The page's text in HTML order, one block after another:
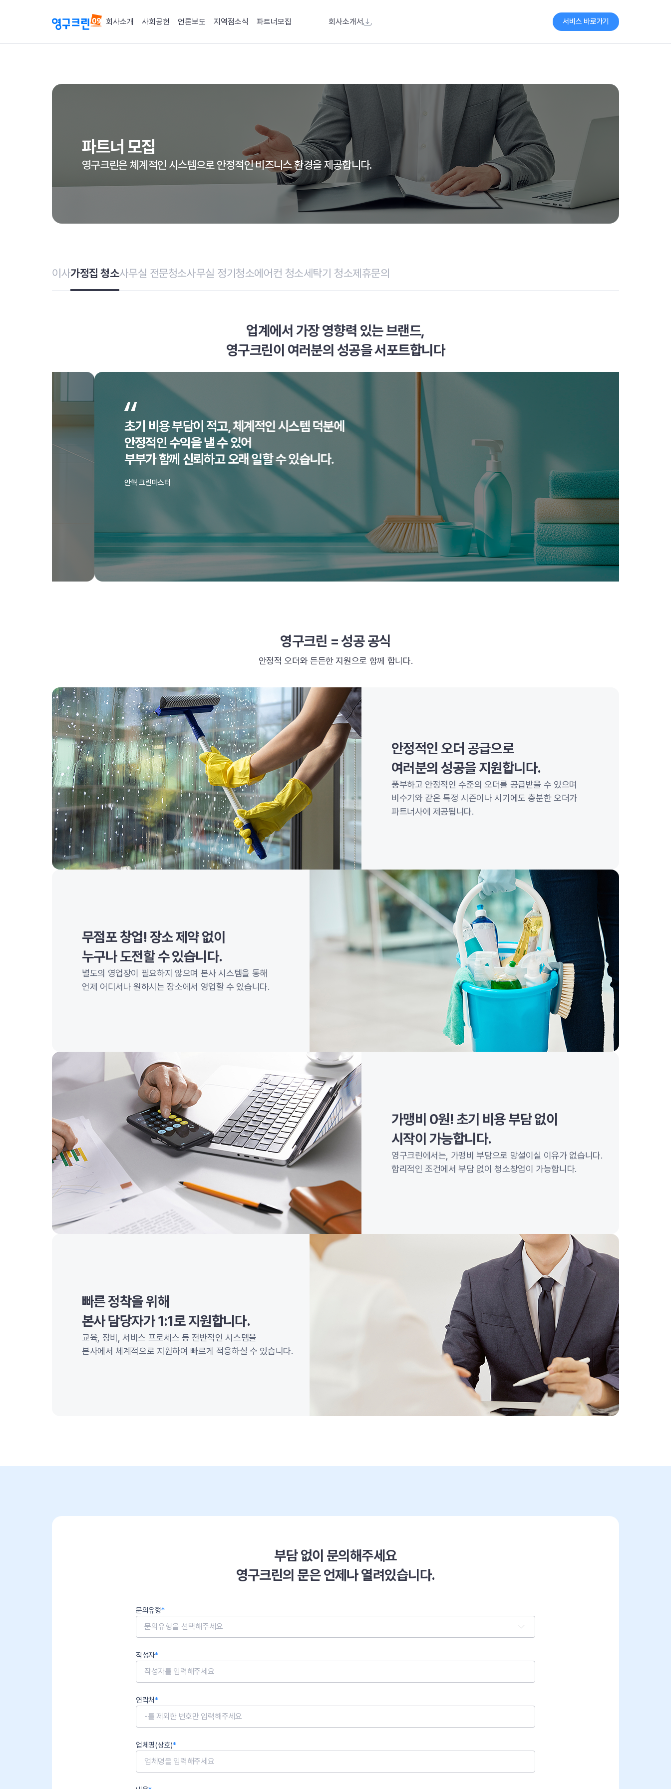
회사소개 사회공헌 언론보도 지역점소식 파트너모집 회사소개서 서비스 바로가기
파트너 모집
영구크린은 체계적인 시스템으로 안정적인 비즈니스 환경을 제공합니다.
이사가정집 청소사무실 전문청소사무실 정기청소에어컨 청소세탁기 청소제휴문의
업계에서 가장 영향력 있는 브랜드,
영구크린이 여러분의 성공을 서포트합니다
초기 비용 부담이 적고, 체계적인 시스템 덕분에
안정적인 수익을 낼 수 있어
부부가 함께 신뢰하고 오래 일할 수 있습니다.
안혁 크린마스터
영구크린 = 성공 공식
안정적 오더와 든든한 지원으로 함께 합니다.
안정적인 오더 공급으로
여러분의 성공을 지원합니다.
풍부하고 안정적인 수준의 오더를 공급받을 수 있으며
비수기와 같은 특정 시즌이나 시기에도 충분한 오더가
파트너사에 제공됩니다.
무점포 창업! 장소 제약 없이
누구나 도전할 수 있습니다.
별도의 영업장이 필요하지 않으며 본사 시스템을 통해
언제 어디서나 원하시는 장소에서 영업할 수 있습니다.
가맹비 0원! 초기 비용 부담 없이
시작이 가능합니다.
영구크린에서는, 가맹비 부담으로 망설이실 이유가 없습니다.
합리적인 조건에서 부담 없이 청소창업이 가능합니다.
빠른 정착을 위해
본사 담당자가 1:1로 지원합니다.
교육, 장비, 서비스 프로세스 등 전반적인 시스템을
본사에서 체계적으로 지원하여 빠르게 적응하실 수 있습니다.
부담 없이 문의해주세요
영구크린의 문은 언제나 열려있습니다.
문의유형*
문의유형을 선택해주세요
작성자*
연락처*
업체명(상호)*